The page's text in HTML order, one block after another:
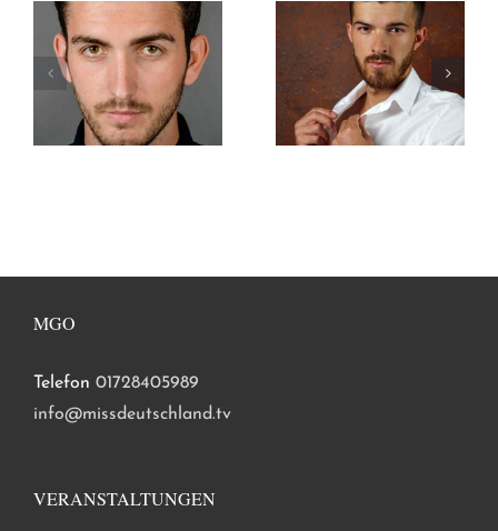
MGO
Telefon 01728405989
info@missdeutschland.tv
VERANSTALTUNGEN